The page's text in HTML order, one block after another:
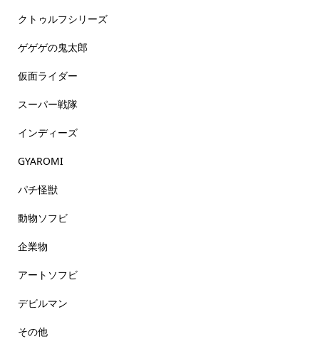
クトゥルフシリーズ
ゲゲゲの鬼太郎
仮面ライダー
スーパー戦隊
インディーズ
GYAROMI
パチ怪獣
動物ソフビ
企業物
アートソフビ
デビルマン
その他